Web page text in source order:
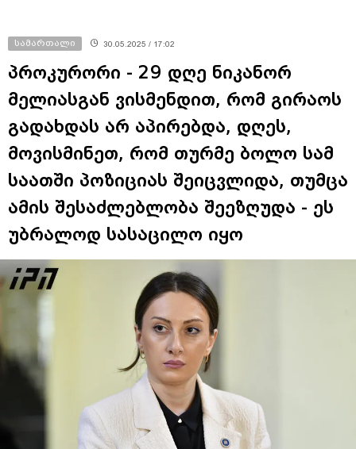
სამართალი 30.05.2025 / 17:02
პროკურორი - 29 დღე ნიკანორ
მელიასგან ვისმენდით, რომ გირაოს
გადახდას არ აპირებდა, დღეს,
მოვისმინეთ, რომ თურმე ბოლო სამ
საათში პოზიციას შეიცვლიდა, თუმცა
ამის შესაძლებლობა შეეზღუდა - ეს
უბრალოდ სასაცილო იყო